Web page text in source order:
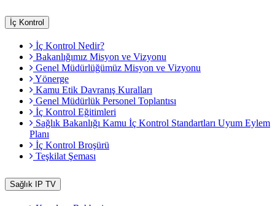
İç Kontrol
İç Kontrol Nedir?
Bakanlığımız Misyon ve Vizyonu
Genel Müdürlüğümüz Misyon ve Vizyonu
Yönerge
Kamu Etik Davranış Kuralları
Genel Müdürlük Personel Toplantısı
İç Kontrol Eğitimleri
Sağlık Bakanlığı Kamu İç Kontrol Standartları Uyum Eylem
Planı
İç Kontrol Broşürü
Teşkilat Şeması
Sağlık IP TV